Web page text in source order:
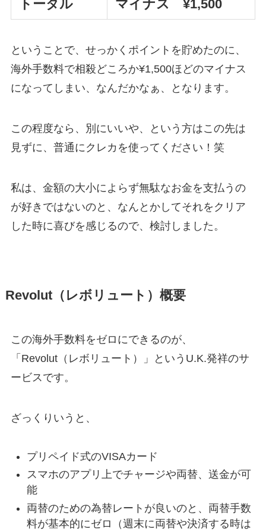
トータル マイナス ¥1,500
ということで、せっかくポイントを貯めたのに、
海外手数料で相殺どころか¥1,500ほどのマイナス
になってしまい、なんだかなぁ、となります。
この程度なら、別にいいや、という方はこの先は
見ずに、普通にクレカを使ってください！笑
私は、金額の大小によらず無駄なお金を支払うの
が好きではないのと、なんとかしてそれをクリア
した時に喜びを感じるので、検討しました。
Revolut（レボリュート）概要
この海外手数料をゼロにできるのが、
「Revolut（レボリュート）」というU.K.発祥のサ
ービスです。
ざっくりいうと、
プリペイド式のVISAカード
スマホのアプリ上でチャージや両替、送金が可
能
両替のための為替レートが良いのと、両替手数
料が基本的にゼロ（週末に両替や決済する時は